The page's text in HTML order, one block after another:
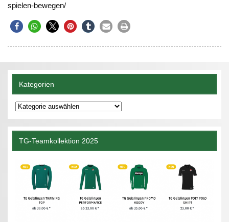
spielen-bewegen/
Kategorien
Kategorien
TG-Teamkollektion 2025